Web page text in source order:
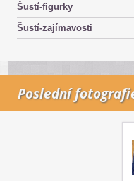
Šustí-figurky
Šustí-zajímavosti
Poslední